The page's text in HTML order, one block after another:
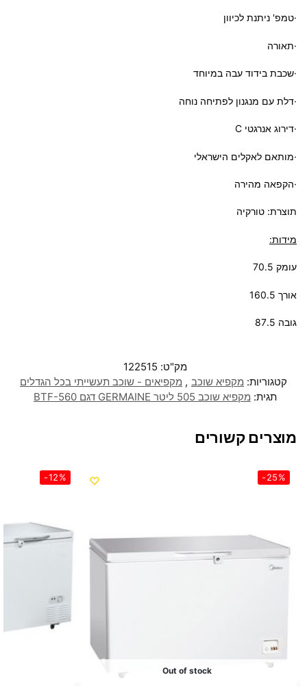
·טמפ' ניתנת לכיוון
·תאורה
·שכבת בידוד עבה במיוחד
·דלת עם מנגנון לפתיחה נוחה
·דירוג אנרגטי C
·מותאם לאקלים הישראלי
·הקפאה מהירה
תוצרת: טורקיה
מידות:
עומק 70.5
אורך 160.5
גובה 87.5
מק"ט: 122515
קטגוריות: מקפיא שוכב , מקפיאים - שוכב תעשייתי בכל הגדלים
תגית: מקפיא שוכב 505 ליטר GERMAINE דגם BTF-560
מוצרים קשורים
-25%
Out of stock
-12%